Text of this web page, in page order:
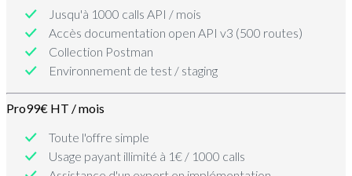
Jusqu'à 1000 calls API / mois
Accès documentation open API v3 (500 routes)
Collection Postman
Environnement de test / staging
Pro99€ HT / mois
Toute l'offre simple
Usage payant illimité à 1€ / 1000 calls